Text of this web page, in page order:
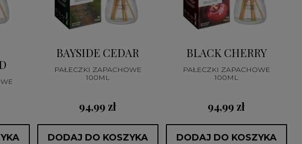
BAYSIDE CEDAR
PAŁECZKI ZAPACHOWE
100ML
94,99 zł
DODAJ DO KOSZYKA
BLACK CHERRY
PAŁECZKI ZAPACHOWE
100ML
94,99 zł
DODAJ DO KOSZYKA